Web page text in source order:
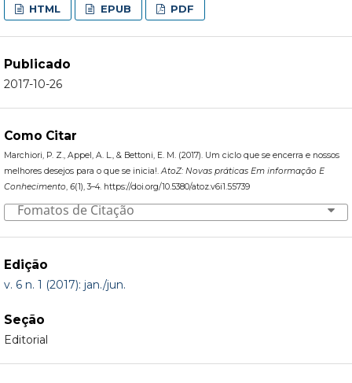
HTML EPUB PDF
Publicado
2017-10-26
Como Citar
Marchiori, P. Z., Appel, A. L., & Bettoni, E. M. (2017). Um ciclo que se encerra e nossos
melhores desejos para o que se inicia!.AtoZ: Novas práticas Em informação E
Conhecimento, 6(1), 3–4. https://doi.org/10.5380/atoz.v6i1.55739
Fomatos de Citação
Edição
v. 6 n. 1 (2017): jan./jun.
Seção
Editorial